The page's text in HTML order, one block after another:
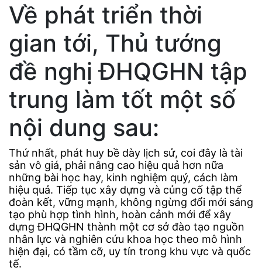
Về phát triển thời
gian tới, Thủ tướng
đề nghị ĐHQGHN tập
trung làm tốt một số
nội dung sau:
Thứ nhất, phát huy bề dày lịch sử, coi đây là tài
sản vô giá, phải nâng cao hiệu quả hơn nữa
những bài học hay, kinh nghiệm quý, cách làm
hiệu quả. Tiếp tục xây dựng và củng cố tập thể
đoàn kết, vững mạnh, không ngừng đổi mới sáng
tạo phù hợp tình hình, hoàn cảnh mới để xây
dựng ĐHQGHN thành một cơ sở đào tạo nguồn
nhân lực và nghiên cứu khoa học theo mô hình
hiện đại, có tầm cỡ, uy tín trong khu vực và quốc
tế.